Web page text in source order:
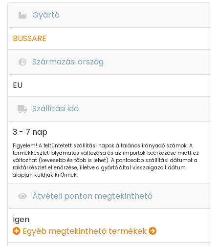
Gyártó
BUSSARE
Származási ország
EU
Szállítási idő
3 - 7 nap
Figyelem! A feltüntetett szállítási napok általános irányadó számok. A
termékkészlet folyamatos változása és az importok beérkezése miatt ez
változhat (kevesebb és több is lehet). A pontosabb szállítási dátumot a
raktárkészlet ellenőrzése, illetve a gyártó által visszaigazolt dátum
alapján küldjük ki Önnek.
Átvételi ponton megtekinthető
Igen
Egyéb megtekinthető termékek